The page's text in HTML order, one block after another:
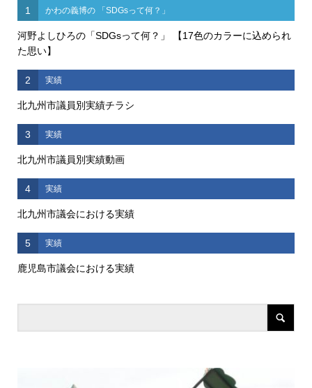
1 かわの義博の 「SDGsって何？」
河野よしひろの「SDGsって何？」 【17色のカラーに込められ
た思い】
2 実績
北九州市議員別実績チラシ
3 実績
北九州市議員別実績動画
4 実績
北九州市議会における実績
5 実績
鹿児島市議会における実績